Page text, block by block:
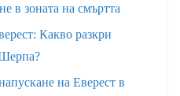
в зоната на смъртта
Какво разкри
на Еверест в